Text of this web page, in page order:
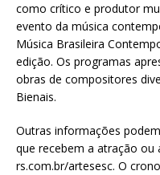
como crítico e produtor
evento da música
Música Brasileira
edição. Os programas
obras de compositores
Bienais.
Outras informações
que recebem a atração ou
rs.com.br/artesesc. O